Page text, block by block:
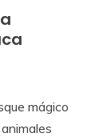
mágico